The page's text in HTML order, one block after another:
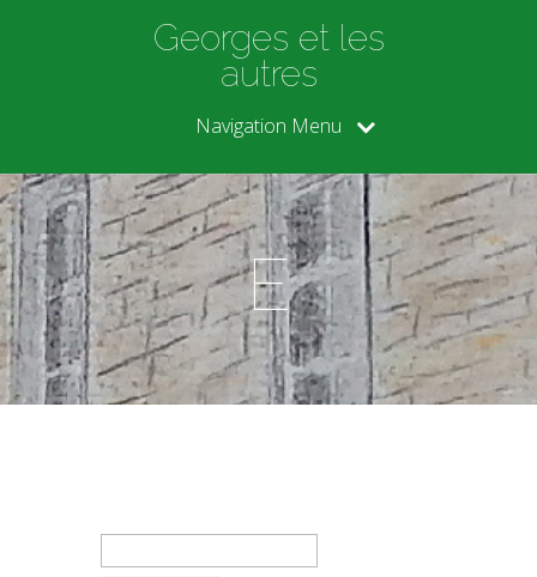
Georges et les
autres
Navigation Menu
E
Rechercher :